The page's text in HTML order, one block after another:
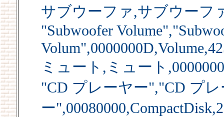
サブウーファ,サブウーフ
"Subwoofer
ミュート,ミュート
"CD プレーヤー","CD プ
ー